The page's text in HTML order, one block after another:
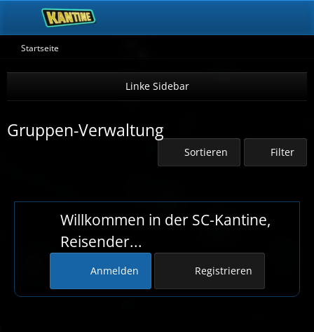
Startseite
Gruppen-Verwaltung
Sortieren Filter
Willkommen in der SC-Kantine,
Reisender...
Anmelden Registrieren